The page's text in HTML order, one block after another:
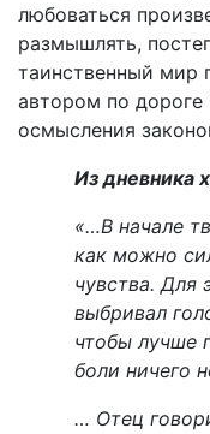
любоваться
размышлять,
таинственный мир
автором по дороге
осмысления
Из дневника
«…В начале
как можно
чувства. Для
выбривал
чтобы лучше
боли ничего
… Отец